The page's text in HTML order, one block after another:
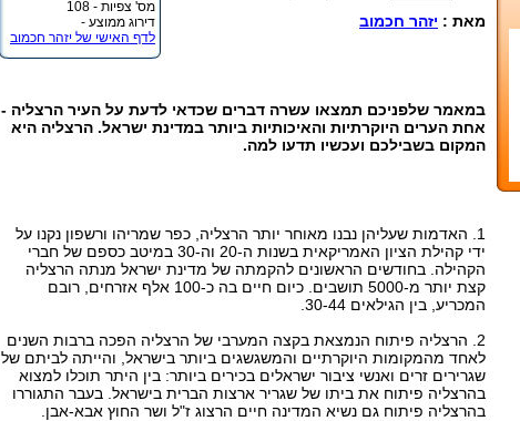
מס' צפיות - 108
דירוג ממוצע -
לדף האישי של יזהר חכמוב
מאת : יזהר חכמוב
במאמר שלפניכם תמצאו עשרה דברים שכדאי לדעת על העיר הרצליה -
אחת הערים היוקרתיות והאיכותיות ביותר במדינת ישראל. הרצליה היא
המקום בשבילכם ועכשיו תדעו למה.
1. האדמות שעליהן נבנו מאוחר יותר הרצליה, כפר שמריהו ורשפון נקנו על
ידי קהילת הציון האמריקאית בשנות ה-20 וה-30 במיטב כספם של חברי
הקהילה. בחודשים הראשונים להקמתה של מדינת ישראל מנתה הרצליה
קצת יותר מ-5000 תושבים. כיום חיים בה כ-100 אלף אזרחים, רובם
המכריע, בין הגילאים 30-44.
2. הרצליה פיתוח הנמצאת בקצה המערבי של הרצליה הפכה ברבות השנים
לאחד מהמקומות היוקרתיים והמשגשגים ביותר בישראל, והייתה לביתם של
שגרירים זרים ואנשי ציבור ישראלים בכירים ביותר: בין היתר תוכלו למצוא
בהרצליה פיתוח את ביתו של שגריר ארצות הברית בישראל. בעבר התגוררו
בהרצליה פיתוח גם נשיא המדינה חיים הרצוג ז"ל ושר החוץ אבא-אבן.